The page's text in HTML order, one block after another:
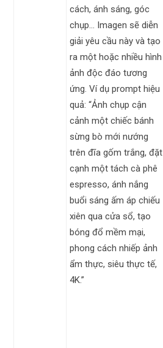
cách, ánh sáng, góc
chụp… Imagen sẽ diễn
giải yêu cầu này và tạo
ra một hoặc nhiều hình
ảnh độc đáo tương
ứng. Ví dụ prompt hiệu
quả: “Ảnh chụp cận
cảnh một chiếc bánh
sừng bò mới nướng
trên đĩa gốm trắng, đặt
cạnh một tách cà phê
espresso, ánh nắng
buổi sáng ấm áp chiếu
xiên qua cửa sổ, tạo
bóng đổ mềm mại,
phong cách nhiếp ảnh
ẩm thực, siêu thực tế,
4K.”